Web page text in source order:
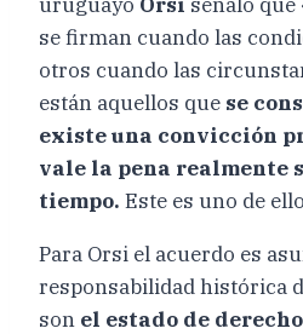
se firman cuando las
otros cuando las
están aquellos que se
existe una convicción
vale la pena realmente
tiempo. Este es uno de
Para Orsi el acuerdo es
responsabilidad histórica
son el estado de